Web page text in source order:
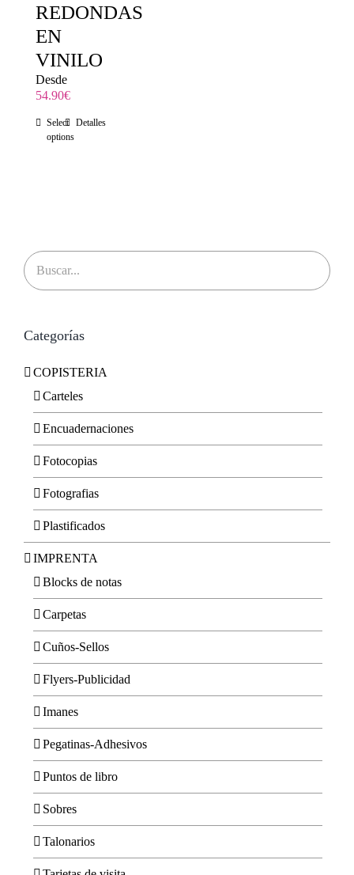
REDONDAS
EN
VINILO
Desde
54.90€
Select
options
Detalles
Categorías
COPISTERIA
Carteles
Encuadernaciones
Fotocopias
Fotografias
Plastificados
IMPRENTA
Blocks de notas
Carpetas
Cuños-Sellos
Flyers-Publicidad
Imanes
Pegatinas-Adhesivos
Puntos de libro
Sobres
Talonarios